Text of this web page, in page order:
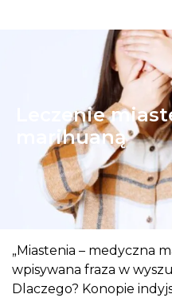
Leczenie
marihuaną
„Miastenia – medyczna
wpisywana fraza w
Dlaczego? Konopie